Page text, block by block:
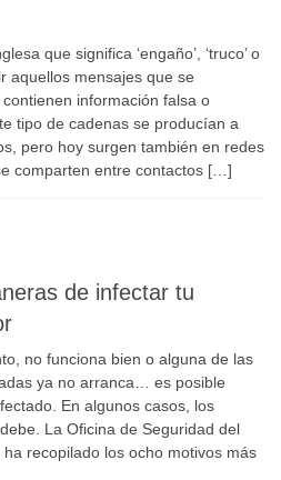
que significa ‘engaño’, ‘truco’ o
aquellos mensajes que se
información falsa o
tipo de cadenas se producían a
pero hoy surgen también en redes
comparten entre contactos […]
de infectar tu
no funciona bien o alguna de las
ya no arranca… es posible
En algunos casos, los
La Oficina de Seguridad del
recopilado los ocho motivos más